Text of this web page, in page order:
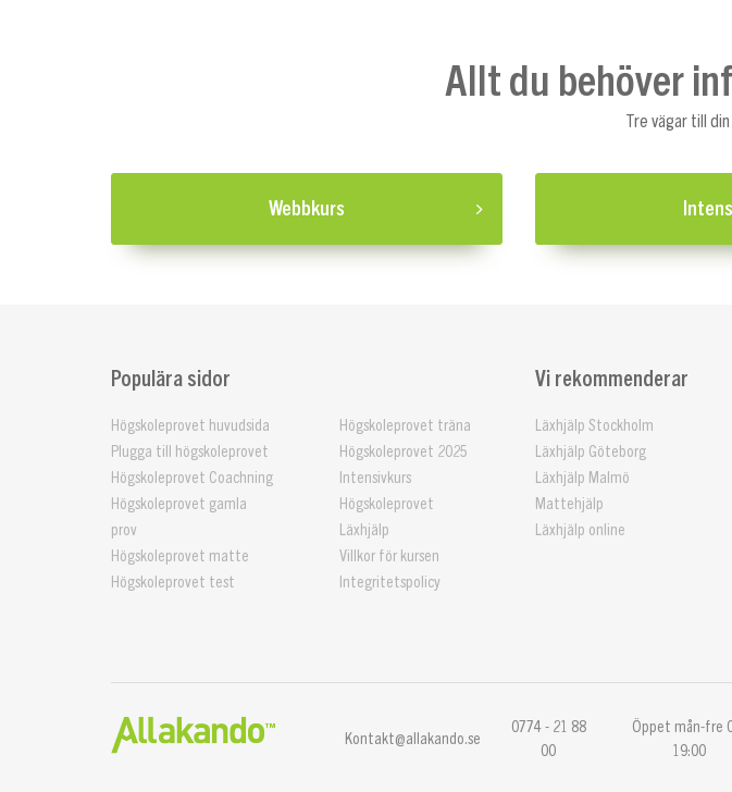
Allt du behöver
Tre vägar till
Webbkurs
Populära sidor
Högskoleprovet huvudsida
Plugga till högskoleprovet
Högskoleprovet Coachning
Högskoleprovet gamla
prov
Högskoleprovet matte
Högskoleprovet test
Högskoleprovet träna
Högskoleprovet 2025
Intensivkurs
Högskoleprovet
Läxhjälp
Villkor för kursen
Integritetspolicy
Vi rekommenderar
Läxhjälp Stockholm
Läxhjälp Göteborg
Läxhjälp Malmö
Mattehjälp
Läxhjälp online
Kontakt@allakando.se
0774 - 21 88
00
Öppet mån-fre
19:00